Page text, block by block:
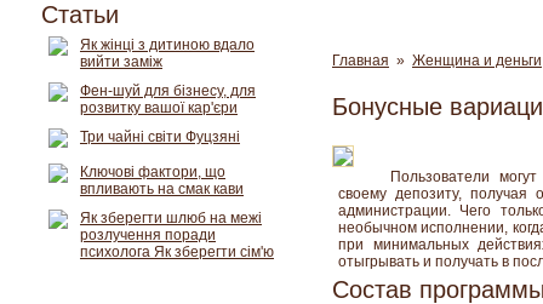
Главная » Женщина и деньги
Бонусные
Пользователи
своему депозиту, получая
администрации. Чего
необычном исполнении,
при минимальных
отыгрывать и получать в
Состав
Статьи
Як жінці з дитиною вдало
вийти заміж
Фен-шуй для бізнесу, для
розвитку вашої кар'єри
Три чайні світи Фуцзяні
Ключові фактори, що
впливають на смак кави
Як зберегти шлюб на межі
розлучення поради
психолога Як зберегти сім'ю